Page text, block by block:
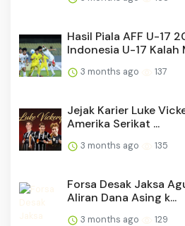
Hasil Piala AFF U-17
Indonesia U-17 Kalah
3 months ago 137
Jejak Karier Luke
Amerika Serikat ...
3 months ago 135
Forsa Desak Jaksa
Aliran Dana Asing k...
3 months ago 129